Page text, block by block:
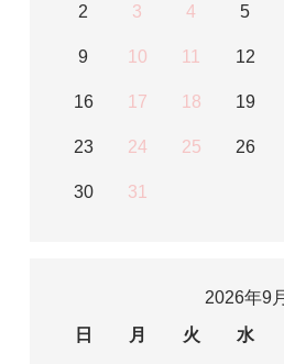
2 3 4 5
9 10 11 12
16 17 18 19
23 24 25 26
30 31
2026年9月
日
月 火 水